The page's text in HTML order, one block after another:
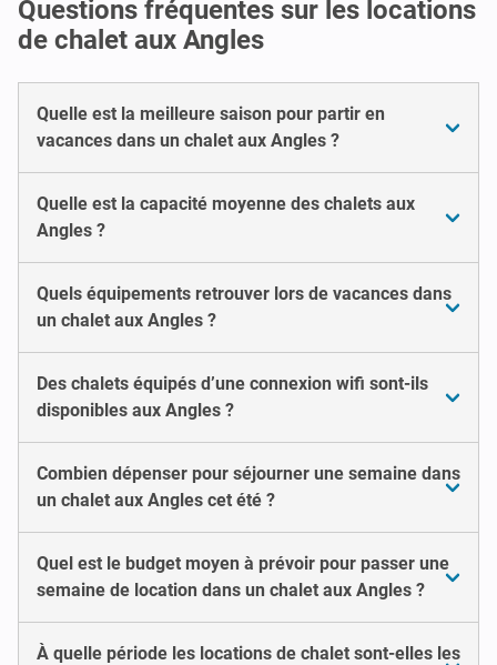
Questions fréquentes sur les locations
de chalet aux Angles
Quelle est la meilleure saison pour partir en
vacances dans un chalet aux Angles ?
Quelle est la capacité moyenne des chalets aux
Angles ?
Quels équipements retrouver lors de vacances dans
un chalet aux Angles ?
Des chalets équipés d’une connexion wifi sont-ils
disponibles aux Angles ?
Combien dépenser pour séjourner une semaine dans
un chalet aux Angles cet été ?
Quel est le budget moyen à prévoir pour passer une
semaine de location dans un chalet aux Angles ?
À quelle période les locations de chalet sont-elles les